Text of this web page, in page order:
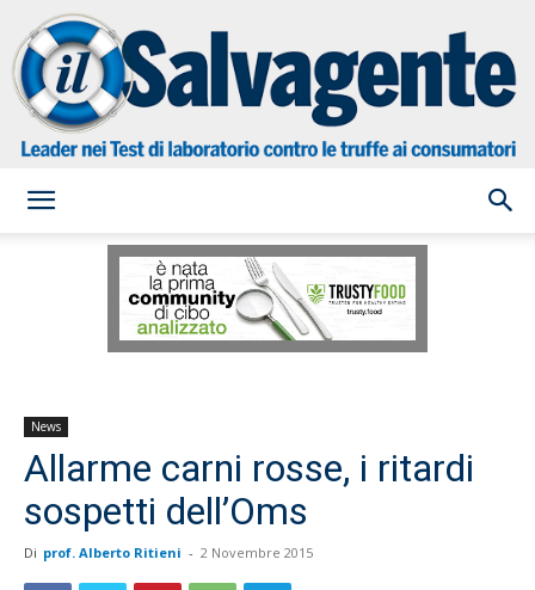
Salvagente
News
Allarme carni rosse, i ritardi
sospetti dell’Oms
Di prof. Alberto Ritieni - 2 Novembre 2015